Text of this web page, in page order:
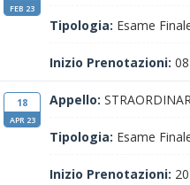
FEB 23
Tipologia: Esame
Inizio Prenotazioni:
18
APR 23
Appello:
Tipologia: Esame
Inizio Prenotazioni: